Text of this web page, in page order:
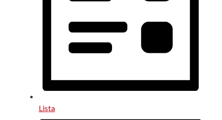
Lista